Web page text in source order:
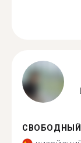
СВОБОДНЫЙ